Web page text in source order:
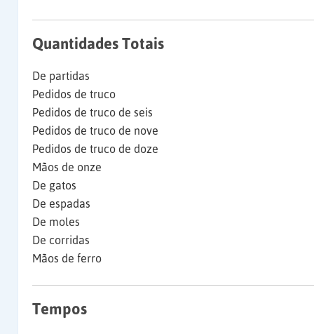
Quantidades Totais
De partidas
Pedidos de truco
Pedidos de truco de seis
Pedidos de truco de nove
Pedidos de truco de doze
Mãos de onze
De gatos
De espadas
De moles
De corridas
Mãos de ferro
Tempos